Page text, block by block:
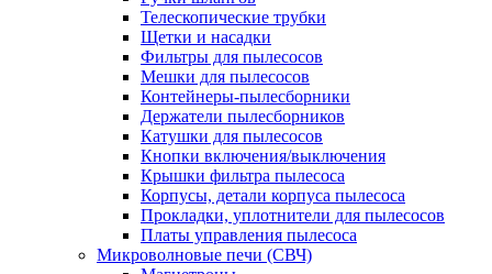
Телескопические трубки
Щетки и насадки
Фильтры для пылесосов
Мешки для пылесосов
Контейнеры-пылесборники
Держатели пылесборников
Катушки для пылесосов
Кнопки включения/выключения
Крышки фильтра пылесоса
Корпусы, детали корпуса пылесоса
Прокладки, уплотнители для пылесосов
Платы управления пылесоса
Микроволновые печи (СВЧ)